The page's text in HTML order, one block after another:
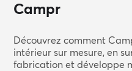
Campr
Découvrez comment
intérieur sur mesure, en
fabrication et développe